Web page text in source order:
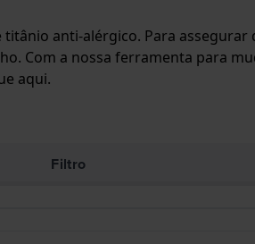
anti-alérgico. Para
Com a nossa ferramenta para
aqui.
Filtro